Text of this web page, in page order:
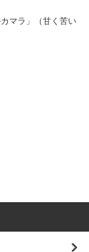
マラ」（甘く苦い